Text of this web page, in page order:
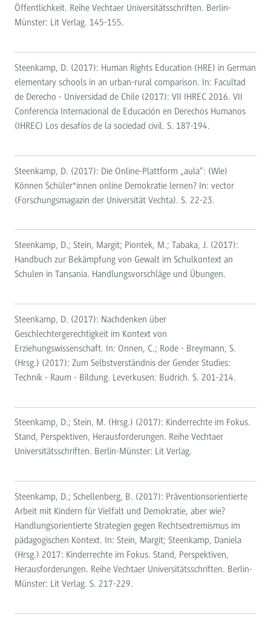
Öffentlichkeit. Reihe Vechtaer Universitätsschriften. Berlin-
Münster: Lit Verlag. 145-155.
Steenkamp, D. (2017): Human Rights Education (HRE) in German
elementary schools in an urban-rural comparison. In: Facultad
de Derecho - Universidad de Chile (2017): VII IHREC 2016. VII
Conferencia Internacional de Educación en Derechos Humanos
(IHREC) Los desafíos de la sociedad civil. S. 187-194.
Steenkamp, D. (2017): Die Online-Plattform „aula“: (Wie)
Können Schüler*innen online Demokratie lernen? In: vector
(Forschungsmagazin der Universität Vechta). S. 22-23.
Steenkamp, D.; Stein, Margit; Piontek, M.; Tabaka, J. (2017):
Handbuch zur Bekämpfung von Gewalt im Schulkontext an
Schulen in Tansania. Handlungsvorschläge und Übungen.
Steenkamp, D. (2017): Nachdenken über
Geschlechtergerechtigkeit im Kontext von
Erziehungswissenschaft. In: Onnen, C.; Rode - Breymann, S.
(Hrsg.) (2017): Zum Selbstverständnis der Gender Studies:
Technik - Raum - Bildung. Leverkusen: Budrich. S. 201-214.
Steenkamp, D.; Stein, M. (Hrsg.) (2017): Kinderrechte im Fokus.
Stand, Perspektiven, Herausforderungen. Reihe Vechtaer
Universitätsschriften. Berlin-Münster: Lit Verlag.
Steenkamp, D.; Schellenberg, B. (2017): Präventionsorientierte
Arbeit mit Kindern für Vielfalt und Demokratie, aber wie?
Handlungsorientierte Strategien gegen Rechtsextremismus im
pädagogischen Kontext. In: Stein, Margit; Steenkamp, Daniela
(Hrsg.) 2017: Kinderrechte im Fokus. Stand, Perspektiven,
Herausforderungen. Reihe Vechtaer Universitätsschriften. Berlin-
Münster: Lit Verlag. S. 217-229.